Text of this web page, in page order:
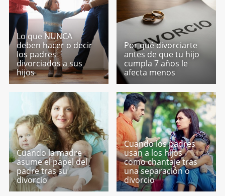
Lo que NUNCA
deben hacer o decir
los padres
divorciados a sus
hijos
Por qué divorciarte
antes de que tu hijo
cumpla 7 años le
afecta menos
Cuando la madre
asume el papel del
padre tras su
divorcio
Cuando los padres
usan a los hijos
como chantaje tras
una separación o
divorcio